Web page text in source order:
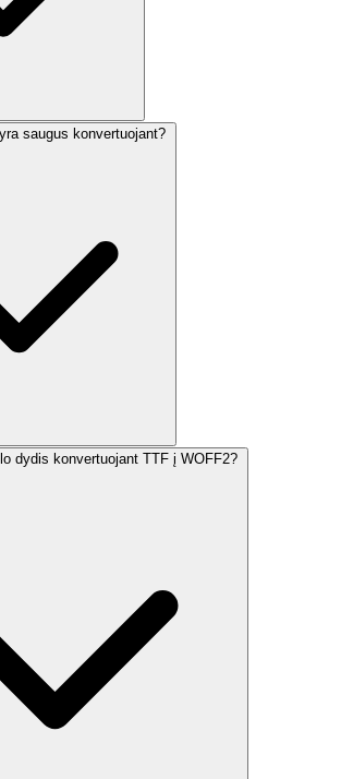
saugus konvertuojant?
dydis konvertuojant TTF į WOFF2?